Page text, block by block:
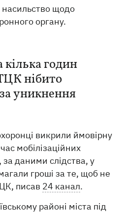
насильство щодо
органу.
кілька годин
нібито
уникнення
викрили ймовірну
мобілізаційних
за даними слідства, у
гроші за те, щоб не
писав 24 канал.
районі міста під